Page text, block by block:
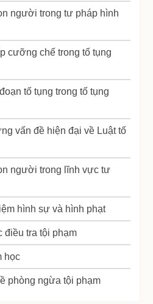
người trong tư pháp hình
cưỡng chế trong tố tụng
tố tụng trong tố tụng
vấn đề hiện đại về Luật tố
người trong lĩnh vực tư
hình sự và hình phạt
điều tra tội phạm
học
phòng ngừa tội phạm